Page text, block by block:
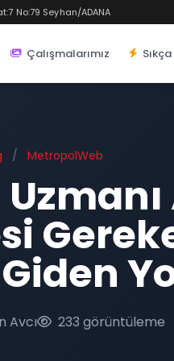
No:79 Seyhan/ADANA
Çalışmalarımız
/ MetropolWeb
Avcı 233 görüntüleme